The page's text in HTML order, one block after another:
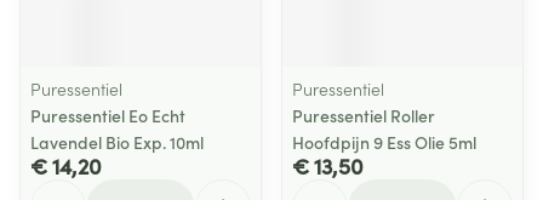
Puressentiel
Puressentiel Eo Echt
Lavendel Bio Exp. 10ml
€ 14,20
Puressentiel
Puressentiel Roller
Hoofdpijn 9 Ess Olie 5ml
€ 13,50